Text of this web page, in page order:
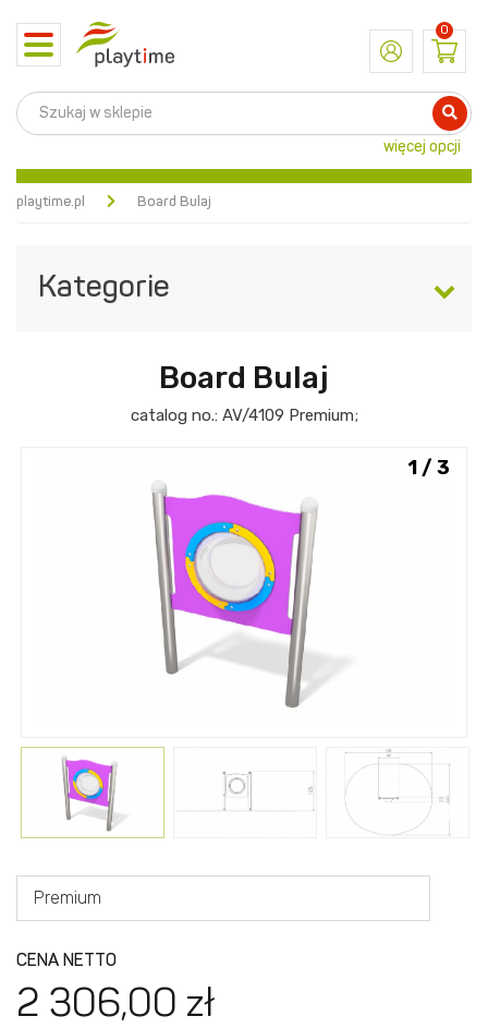
Toggle
navigation
0
więcej opcji
playtime.pl Board Bulaj
Kategorie
Board Bulaj
catalog no.: AV/4109 Premium;
1 / 3
Premium
CENA NETTO
2 306,00 zł